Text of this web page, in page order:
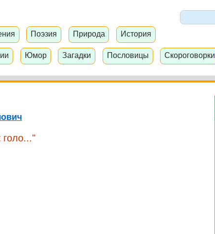
Поэзия Природа История
Юмор Загадки Пословицы Скороговорки
голо..."